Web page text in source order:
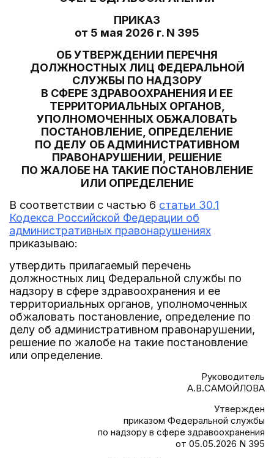
ПРИКАЗ
от 5 мая 2026 г. N 395
ОБ УТВЕРЖДЕНИИ ПЕРЕЧНЯ
ДОЛЖНОСТНЫХ ЛИЦ ФЕДЕРАЛЬНОЙ
СЛУЖБЫ ПО НАДЗОРУ
В СФЕРЕ ЗДРАВООХРАНЕНИЯ И ЕЕ
ТЕРРИТОРИАЛЬНЫХ ОРГАНОВ,
УПОЛНОМОЧЕННЫХ ОБЖАЛОВАТЬ
ПОСТАНОВЛЕНИЕ, ОПРЕДЕЛЕНИЕ
ПО ДЕЛУ ОБ АДМИНИСТРАТИВНОМ
ПРАВОНАРУШЕНИИ, РЕШЕНИЕ
ПО ЖАЛОБЕ НА ТАКИЕ ПОСТАНОВЛЕНИЕ
ИЛИ ОПРЕДЕЛЕНИЕ
В соответствии с частью 6 статьи 30.1
Кодекса Российской Федерации об
административных правонарушениях
приказываю:
утвердить прилагаемый перечень
должностных лиц Федеральной службы по
надзору в сфере здравоохранения и ее
территориальных органов, уполномоченных
обжаловать постановление, определение по
делу об административном правонарушении,
решение по жалобе на такие постановление
или определение.
Руководитель
А.В.САМОЙЛОВА
Утвержден
приказом Федеральной службы
по надзору в сфере здравоохранения
от 05.05.2026 N 395